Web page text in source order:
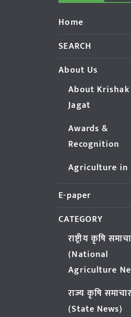
Home
SEARCH
About Us
About Krishak
Jagat
Awards &
Recognition
Agriculture in
E-paper
CATEGORY
राष्ट्रीय कृषि
(National
Agriculture
राज्य कृषि समाचार
(State News)